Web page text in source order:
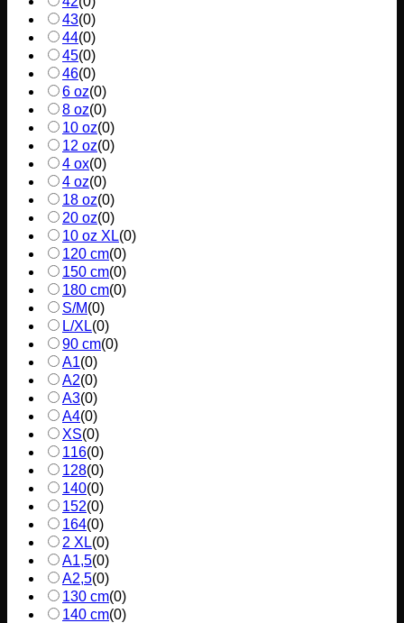
43(0)
44(0)
45(0)
46(0)
6 oz(0)
8 oz(0)
10 oz(0)
12 oz(0)
4 ox(0)
4 oz(0)
18 oz(0)
20 oz(0)
10 oz XL(0)
120 cm(0)
150 cm(0)
180 cm(0)
S/M(0)
L/XL(0)
90 cm(0)
A1(0)
A2(0)
A3(0)
A4(0)
XS(0)
116(0)
128(0)
140(0)
152(0)
164(0)
2 XL(0)
A1,5(0)
A2,5(0)
130 cm(0)
140 cm(0)